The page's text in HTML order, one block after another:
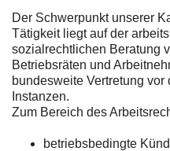
Der Schwerpunkt unserer
Tätigkeit liegt auf der
sozialrechtlichen Beratung
Betriebsräten und
bundesweite Vertretung
Instanzen.
Zum Bereich des
betriebsbedingte